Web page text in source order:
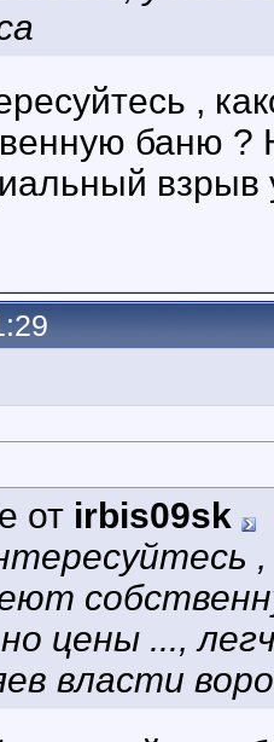
,
баню ?
взрыв
от irbis09sk
но цены ...,
власти